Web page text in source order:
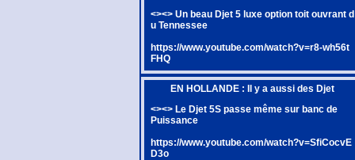
<><> Un beau Djet 5 luxe option toit ouvrant d
u Tennessee
https://www.youtube.com/watch?v=r8-wh56t
FHQ
EN HOLLANDE : Il y a aussi des Djet
<><> Le Djet 5S passe même sur banc de
Puissance
https://www.youtube.com/watch?v=SfiCocvE
D3o